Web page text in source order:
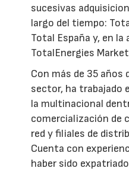
sucesivas
largo del tiempo:
Total España y, en la
TotalEnergies
Con más de 35 años
sector, ha trabajado
la multinacional
comercialización de
red y filiales de
Cuenta con
haber sido